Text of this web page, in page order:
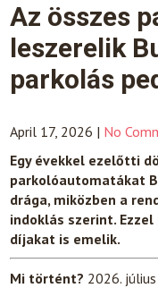
Az összes
leszerelik
parkolás
April 17, 2026 | No
Egy évekkel ezelőtti
parkolóautomatákat
drága, miközben a
indoklás szerint.
díjakat is emelik.
Mi történt? 2026.